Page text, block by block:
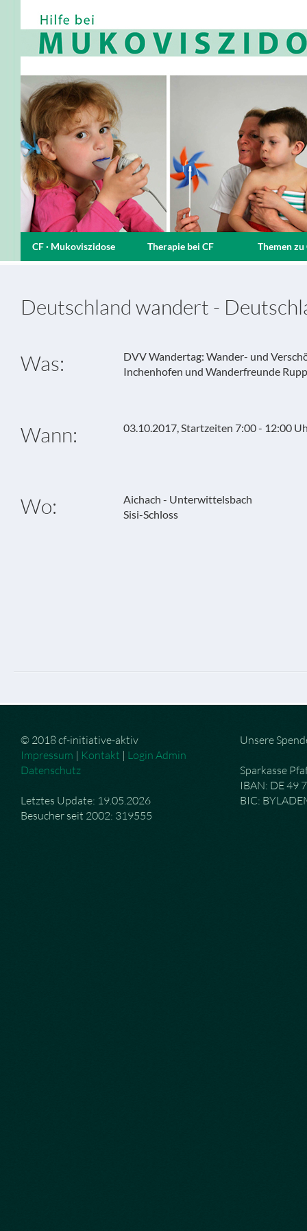
CF · Mukoviszidose Therapie bei CF Themen zu
Deutschland wandert -
Was:
DVV Wandertag: Wander- und
Inchenhofen und Wanderfreunde
Wann: 03.10.2017, Startzeiten 7:00 - 12:00
Wo:
Aichach - Unterwittelsbach
Sisi-Schloss
© 2018 cf-initiative-aktiv
Impressum | Kontakt | Login Admin
Datenschutz
Letztes Update: 19.05.2026
Besucher seit 2002: 319555
Unsere
Sparkasse
IBAN: DE 49
BIC: